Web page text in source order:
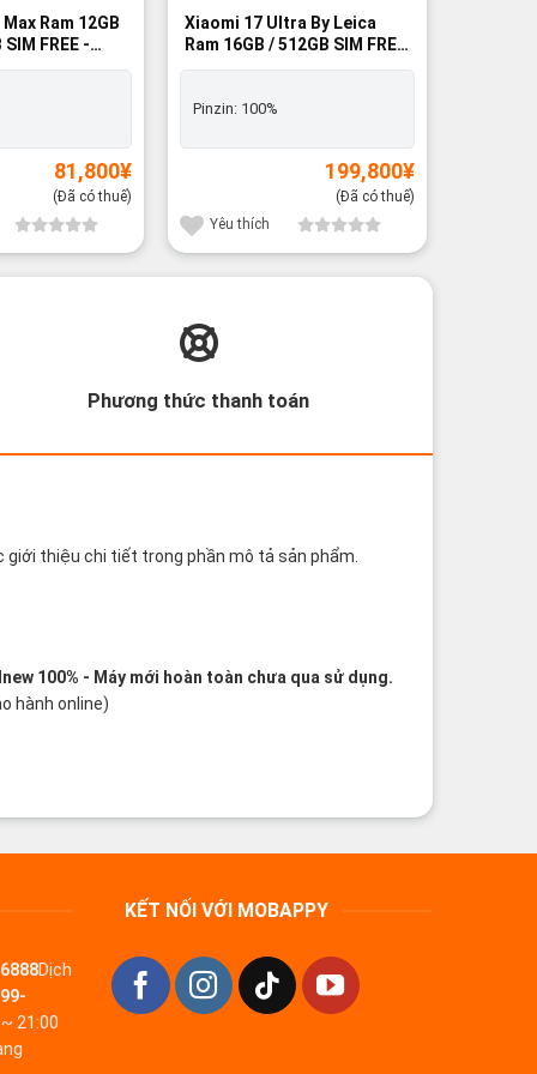
Ram 12GB
81,800¥
(Đã có thuế)
Xiaomi 17 Ultra By Leica
Ram 16GB / 512GB SIM FREE
- Brandnew 100%
Pinzin: 100%
199,800¥
(Đã có thuế)
Yêu thích
Phương thức thanh toán
giới thiệu chi tiết trong phần mô tả sản phẩm.
100% - Máy mới hoàn toàn chưa qua sử dụng.
hành online)
Dịch
21:00
KẾT NỐI VỚI MOBAPPY